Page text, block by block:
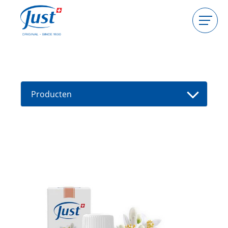
Consulente worden
Gids
Producten
HIGHLIGHT Dode Zee Zout | Spirulina
Detox Body Peeling
HIGHLIGHT Fast Protection
Handcream